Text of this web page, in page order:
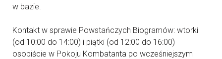
w bazie.
Kontakt w sprawie Powstańczych Biogramów: wtorki
(od 10:00 do 14:00) i piątki (od 12:00 do 16:00)
osobiście w Pokoju Kombatanta po wcześniejszym